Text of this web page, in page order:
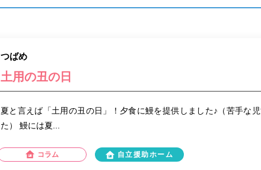
つばめ
土用の丑の日
夏と言えば「土用の丑の日」！夕食に鰻を提供しました♪（苦手な
た） 鰻には夏...
コラム 自立援助ホーム